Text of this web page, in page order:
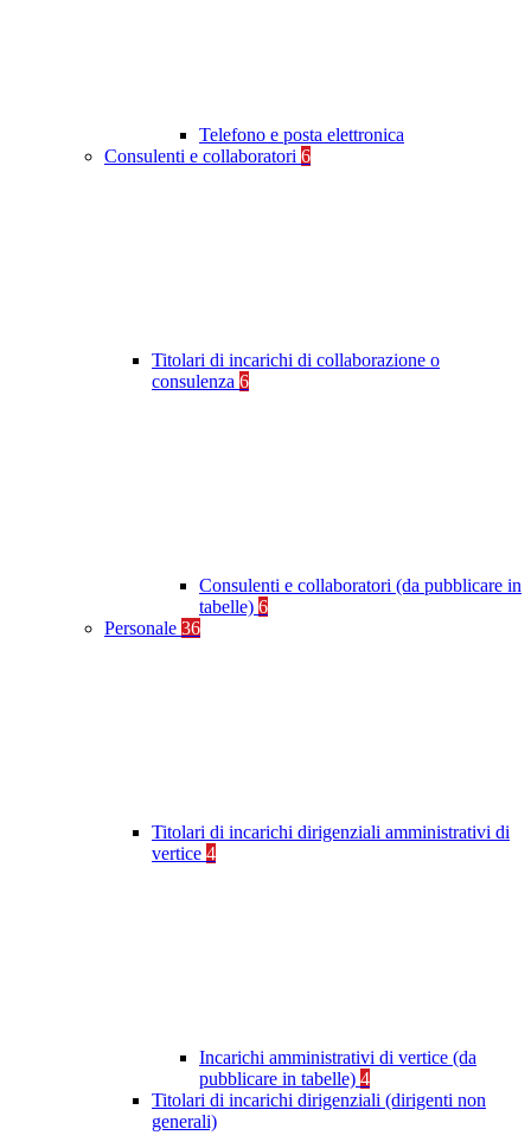
Telefono e posta elettronica
Consulenti e collaboratori 6
Titolari di incarichi di collaborazione o
consulenza 6
Consulenti e collaboratori (da pubblicare in
tabelle) 6
Personale 36
Titolari di incarichi dirigenziali amministrativi di
vertice 4
Incarichi amministrativi di vertice (da
pubblicare in tabelle) 4
Titolari di incarichi dirigenziali (dirigenti non
generali)